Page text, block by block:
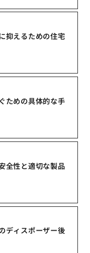
抑えるための住宅
ための具体的な手
全性と適切な製品
ディスポーザー後